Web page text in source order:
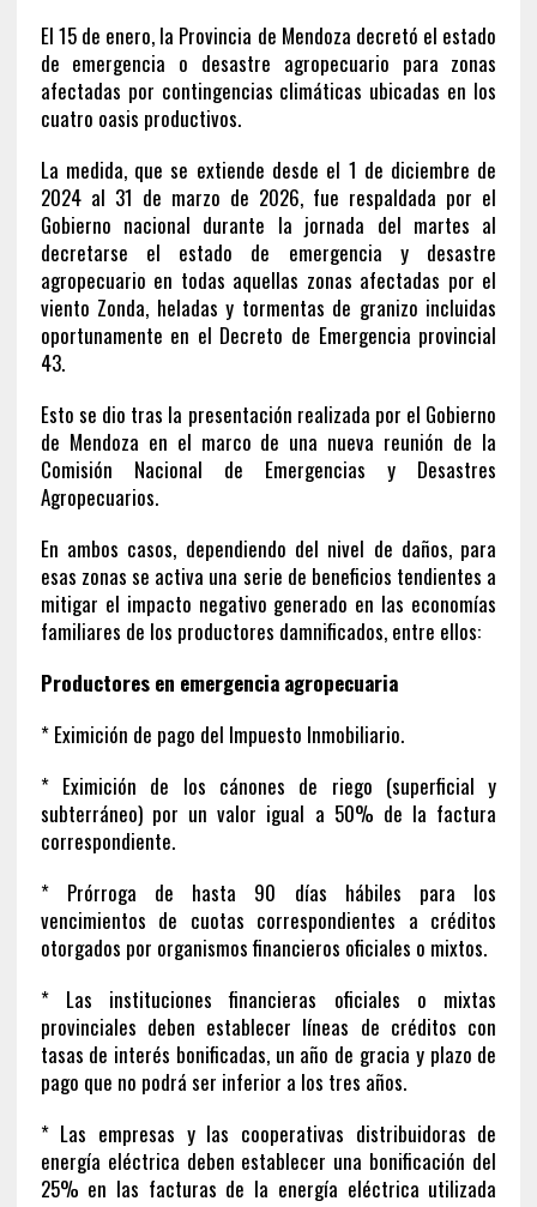
El 15 de enero, la Provincia de Mendoza decretó el estado
de emergencia o desastre agropecuario para zonas
afectadas por contingencias climáticas ubicadas en los
cuatro oasis productivos.
La medida, que se extiende desde el 1 de diciembre de
2024 al 31 de marzo de 2026, fue respaldada por el
Gobierno nacional durante la jornada del martes al
decretarse el estado de emergencia y desastre
agropecuario en todas aquellas zonas afectadas por el
viento Zonda, heladas y tormentas de granizo incluidas
oportunamente en el Decreto de Emergencia provincial
43.
Esto se dio tras la presentación realizada por el Gobierno
de Mendoza en el marco de una nueva reunión de la
Comisión Nacional de Emergencias y Desastres
Agropecuarios.
En ambos casos, dependiendo del nivel de daños, para
esas zonas se activa una serie de beneficios tendientes a
mitigar el impacto negativo generado en las economías
familiares de los productores damnificados, entre ellos:
Productores en emergencia agropecuaria
* Eximición de pago del Impuesto Inmobiliario.
* Eximición de los cánones de riego (superficial y
subterráneo) por un valor igual a 50% de la factura
correspondiente.
* Prórroga de hasta 90 días hábiles para los
vencimientos de cuotas correspondientes a créditos
otorgados por organismos financieros oficiales o mixtos.
* Las instituciones financieras oficiales o mixtas
provinciales deben establecer líneas de créditos con
tasas de interés bonificadas, un año de gracia y plazo de
pago que no podrá ser inferior a los tres años.
* Las empresas y las cooperativas distribuidoras de
energía eléctrica deben establecer una bonificación del
25% en las facturas de la energía eléctrica utilizada